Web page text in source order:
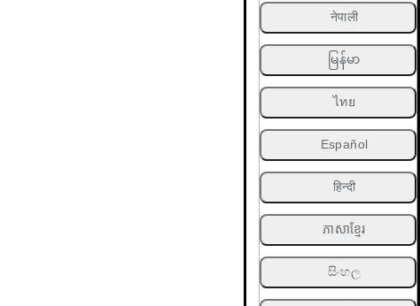
नेपाली
မြန်မာ
ไทย
Español
हिन्दी
ភាសាខ្មែរ
සිංහල